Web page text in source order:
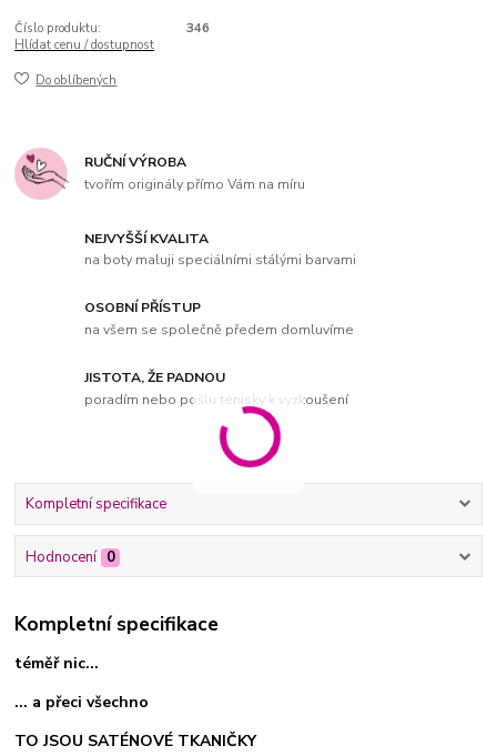
Číslo produktu:
346
Hlídat cenu / dostupnost
Do oblíbených
RUČNÍ VÝROBA
tvořím originály přímo Vám na míru
NEJVYŠŠÍ KVALITA
na boty maluji speciálními stálými barvami
OSOBNÍ PŘÍSTUP
na všem se společně předem domluvíme
JISTOTA, ŽE PADNOU
poradím nebo pošlu tenisky k vyzkoušení
Kompletní specifikace
Hodnocení 0
Kompletní specifikace
téměř nic...
... a přeci všechno
TO JSOU SATÉNOVÉ TKANIČKY